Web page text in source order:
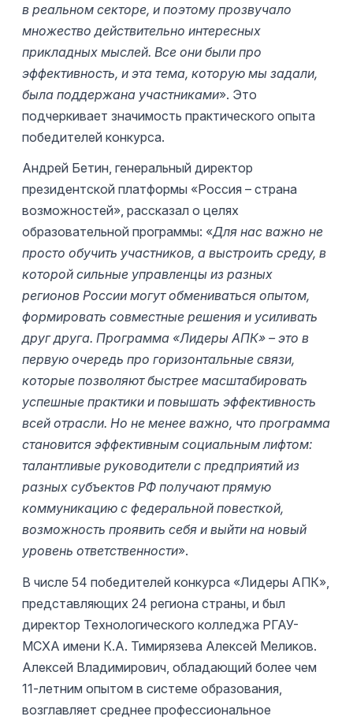
в реальном секторе, и поэтому прозвучало
множество действительно интересных
прикладных мыслей. Все они были про
эффективность, и эта тема, которую мы задали,
была поддержана участниками». Это
подчеркивает значимость практического опыта
победителей конкурса.
Андрей Бетин, генеральный директор
президентской платформы «Россия – страна
возможностей», рассказал о целях
образовательной программы: «Для нас важно не
просто обучить участников, а выстроить среду, в
которой сильные управленцы из разных
регионов России могут обмениваться опытом,
формировать совместные решения и усиливать
друг друга. Программа «Лидеры АПК» – это в
первую очередь про горизонтальные связи,
которые позволяют быстрее масштабировать
успешные практики и повышать эффективность
всей отрасли. Но не менее важно, что программа
становится эффективным социальным лифтом:
талантливые руководители с предприятий из
разных субъектов РФ получают прямую
коммуникацию с федеральной повесткой,
возможность проявить себя и выйти на новый
уровень ответственности».
В числе 54 победителей конкурса «Лидеры АПК»,
представляющих 24 региона страны, и был
директор Технологического колледжа РГАУ-
МСХА имени К.А. Тимирязева Алексей Меликов.
Алексей Владимирович, обладающий более чем
11-летним опытом в системе образования,
возглавляет среднее профессиональное